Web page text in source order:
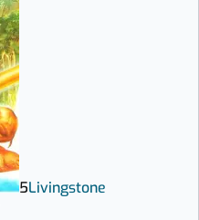
5Livingstone